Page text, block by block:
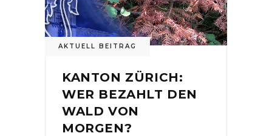
AKTUELL BEITRAG
KANTON ZÜRICH:
WER BEZAHLT DEN
WALD VON
MORGEN?